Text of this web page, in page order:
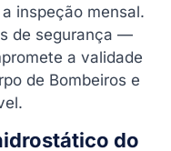
inspeção mensal.
de segurança —
a validade
de Bombeiros e
do